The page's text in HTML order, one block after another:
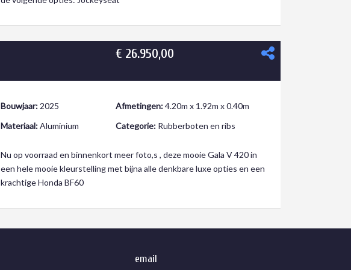
€ 26.950,00
Bouwjaar: 2025 Afmetingen:4.20m x 1.92m x 0.40m
Materiaal:Aluminium Categorie: Rubberboten en ribs
Nu op voorraad en binnenkort meer foto,s , deze mooie Gala V 420 in
een hele mooie kleurstelling met bijna alle denkbare luxe opties en een
krachtige Honda BF60
email